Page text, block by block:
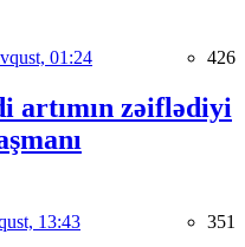
01:24 426
artımın zəiflədiyi
13:43 351